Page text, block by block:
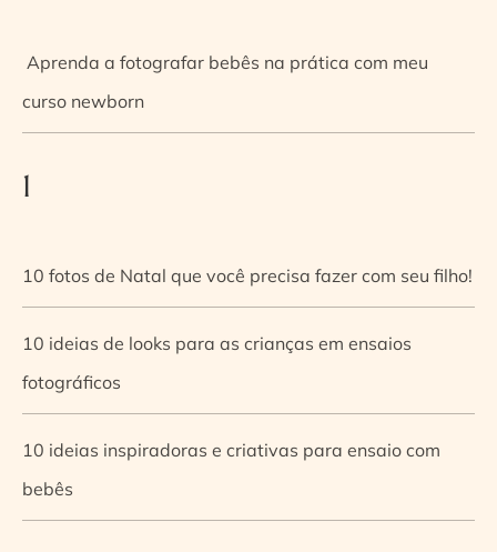
Aprenda a fotografar bebês na prática com meu
curso newborn
1
10 fotos de Natal que você precisa fazer com seu filho!
10 ideias de looks para as crianças em ensaios
fotográficos
10 ideias inspiradoras e criativas para ensaio com
bebês